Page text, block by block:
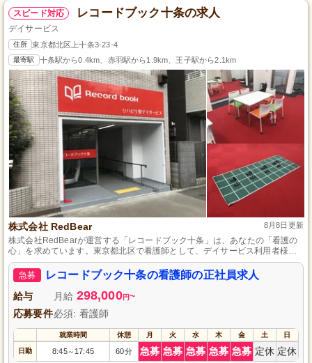
スピード対応 レコードブック十条の求人
デイサービス
住所 東京都北区上十条3-23-4
最寄駅 十条駅から0.4km、赤羽駅から1.9km、王子駅から2.1km
株式会社 RedBear 8月8日更新
株式会社RedBearが運営する「レコードブック十条」は、あなたの「看護の
心」を求めています。東京都北区で看護師として、デイサービス利用者様の
健康を支え、明るい日々を届ける重要な役割を果たしませんか。50代の方も
活躍している職場で、専門性を存分に発揮しながら安定したキャリアを築け
る環境が整っています。アクセスの良さも魅力の一つです。共に利用者様の
笑顔を作り上げましょう。
急募 レコードブック十条の看護師の正社員求人
給与 月給 298,000円~
応募要件必須: 看護師
就業時間 休憩 月 火 水 木 金 土 日
日勤 8:45～ 17:45 60分 急募 急募 急募 急募 急募 定休 定休